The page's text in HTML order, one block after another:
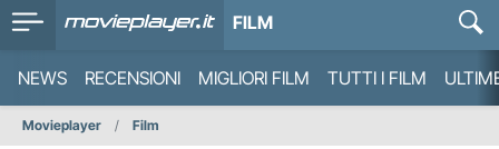
FILM
NEWS RECENSIONI MIGLIORI FILM TUTTI I FILM
Movieplayer Film